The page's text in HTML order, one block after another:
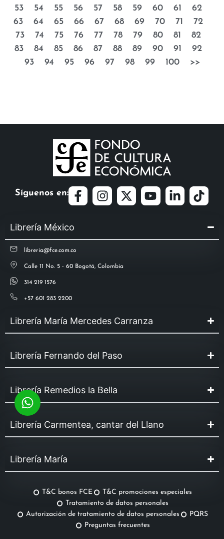
53
54 55 56 57 58 59 60 61
62
63
64 65 66 67 68 69 70 71
72
73
74 75 76 77 78 79 80 81
82
83
84 85 86 87 88 89 90 91
92
93
94 95 96 97 98 99 100 >>
Síguenos en:
Librería México
libreria@fce.com.co
Calle 11 No. 5 - 60 Bogotá, Colombia
314 219 1576
+57 601 283 2200
Librería María Mercedes Carranza
Librería Fernando del Paso
Librería Remedios la Bella
Librería Carmentea, cantar del Llano
Librería María
T&C bonos FCE
T&C promociones especiales
Tratamiento de datos personales
Autorización de tratamiento de datos personales
PQRS
Preguntas frecuentes